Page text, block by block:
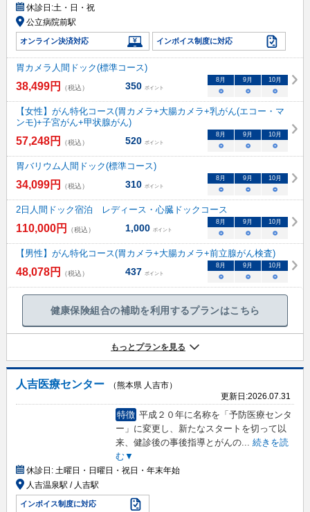
休診日:土・日・祝
公立病院前駅
オンライン決済対応 インボイス制度に対応
胃カメラ人間ドック(標準コース)
38,499円 （税込） 350 ポイント
8月 9月 10月
○ ○ ○
【女性】がん特化コース(胃カメラ+大腸カメラ+乳がん(エコー・マ
ンモ)+子宮がん+甲状腺がん)
57,248円 （税込） 520 ポイント
8月 9月 10月
○ ○ ○
胃バリウム人間ドック(標準コース)
34,099円 （税込） 310 ポイント
8月 9月 10月
○ ○ ○
2日人間ドック宿泊 レディース・心臓ドックコース
110,000円 （税込） 1,000 ポイント
8月 9月 10月
○ ○ ○
【男性】がん特化コース(胃カメラ+大腸カメラ+前立腺がん検査)
48,078円 （税込） 437 ポイント
8月 9月 10月
○ ○ ○
健康保険組合の補助を利用するプランはこちら
もっとプランを見る
人吉医療センター
（熊本県 人吉市）
更新日:2026.07.31
特徴 平成２０年に名称を「予防医療センタ
ー」に変更し、新たなスタートを切って以
来、健診後の事後指導とがんの...
続きを読
む▼
休診日:土曜日・日曜日・祝日・年末年始
人吉温泉駅 / 人吉駅
インボイス制度に対応